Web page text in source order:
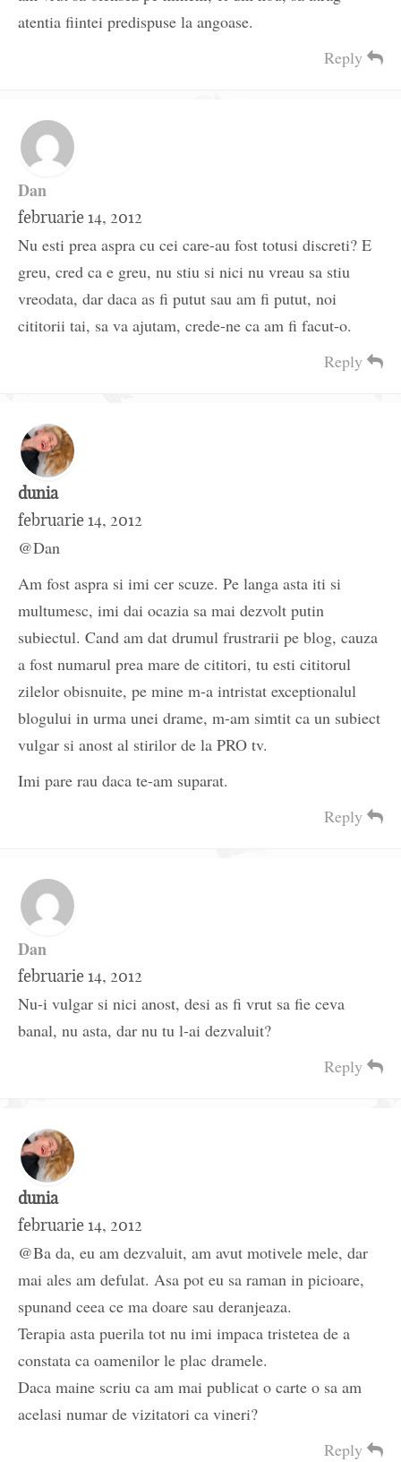
atentia fiintei predispuse la angoase.
Reply
Dan
februarie 14, 2012
Nu esti prea aspra cu cei care-au fost totusi discreti? E
greu, cred ca e greu, nu stiu si nici nu vreau sa stiu
vreodata, dar daca as fi putut sau am fi putut, noi
cititorii tai, sa va ajutam, crede-ne ca am fi facut-o.
Reply
dunia
februarie 14, 2012
@Dan
Am fost aspra si imi cer scuze. Pe langa asta iti si
multumesc, imi dai ocazia sa mai dezvolt putin
subiectul. Cand am dat drumul frustrarii pe blog, cauza
a fost numarul prea mare de cititori, tu esti cititorul
zilelor obisnuite, pe mine m-a intristat exceptionalul
blogului in urma unei drame, m-am simtit ca un subiect
vulgar si anost al stirilor de la PRO tv.
Imi pare rau daca te-am suparat.
Reply
Dan
februarie 14, 2012
Nu-i vulgar si nici anost, desi as fi vrut sa fie ceva
banal, nu asta, dar nu tu l-ai dezvaluit?
Reply
dunia
februarie 14, 2012
@Ba da, eu am dezvaluit, am avut motivele mele, dar
mai ales am defulat. Asa pot eu sa raman in picioare,
spunand ceea ce ma doare sau deranjeaza.
Terapia asta puerila tot nu imi impaca tristetea de a
constata ca oamenilor le plac dramele.
Daca maine scriu ca am mai publicat o carte o sa am
acelasi numar de vizitatori ca vineri?
Reply